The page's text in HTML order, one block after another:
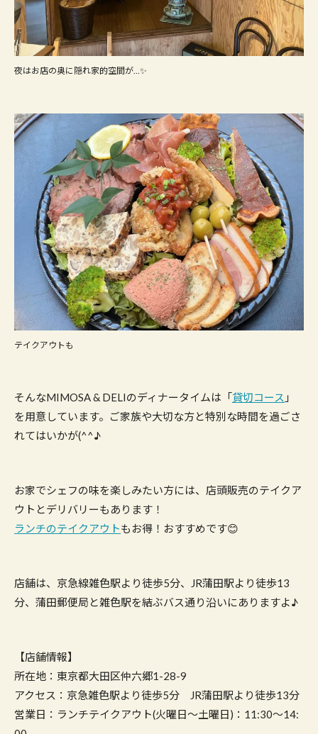
夜はお店の奥に隠れ家的空間が…✨
テイクアウトも
そんなMIMOSA & DELIのディナータイムは「貸切コース 」
を用意しています。ご家族や大切な方と特別な時間を過ごさ
れてはいかが(^^♪
お家でシェフの味を楽しみたい方には、店頭販売のテイクア
ウトとデリバリーもあります！
ランチのテイクアウトもお得！おすすめです😊
店舗は、京急線雑色駅より徒歩5分、JR蒲田駅より徒歩13
分、蒲田郵便局と雑色駅を結ぶバス通り沿いにありますよ♪
【店舗情報】
所在地：東京都大田区仲六郷1-28-9
アクセス：京急雑色駅より徒歩5分 JR蒲田駅より徒歩13分
営業日：ランチテイクアウト(火曜日〜土曜日)：11:30〜14: